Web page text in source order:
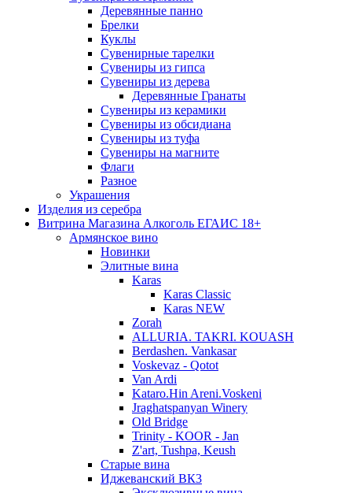
Деревянные панно
Брелки
Куклы
Сувенирные тарелки
Сувениры из гипса
Сувениры из дерева
Деревянные Гранаты
Сувениры из керамики
Сувениры из обсидиана
Сувениры из туфа
Сувениры на магните
Флаги
Разное
Украшения
Изделия из серебра
Витрина Магазина Алкоголь ЕГАИС 18+
Армянское вино
Новинки
Элитные вина
Karas
Karas Classic
Karas NEW
Zorah
ALLURIA. TAKRI. KOUASH
Berdashen. Vankasar
Voskevaz - Qotot
Van Ardi
Kataro.Hin Areni.Voskeni
Jraghatspanyan Winery
Old Bridge
Trinity - KOOR - Jan
Z'art, Tushpa, Keush
Старые вина
Иджеванский ВК3